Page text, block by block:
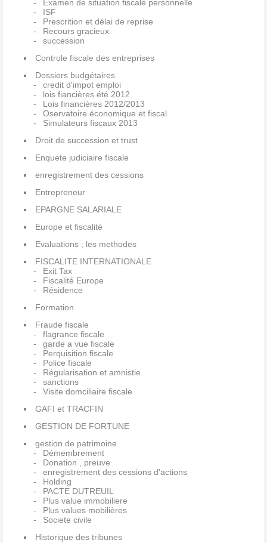
Examen de situation fiscale personnelle
ISF
Prescrition et délai de reprise
Recours gracieux
succession
Controle fiscale des entreprises
Dossiers budgétaires
credit d'impot emploi
lois fiancières été 2012
Lois financières 2012/2013
Oservatoire économique et fiscal
Simulateurs fiscaux 2013
Droit de succession et trust
Enquete judiciaire fiscale
enregistrement des cessions
Entrepreneur
EPARGNE SALARIALE
Europe et fiscalité
Evaluations ; les methodes
FISCALITE INTERNATIONALE
Exit Tax
Fiscalité Europe
Résidence
Formation
Fraude fiscale
flagrance fiscale
garde a vue fiscale
Perquisition fiscale
Police fiscale
Régularisation et amnistie
sanctions
Visite domciliaire fiscale
GAFI et TRACFIN
GESTION DE FORTUNE
gestion de patrimoine
Démembrement
Donation , preuve
enregistrement des cessions d'actions
Holding
PACTE DUTREUIL
Plus value immobiliere
Plus values mobilières
Societe civile
Historique des tribunes